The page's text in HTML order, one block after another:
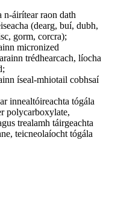
n-áirítear raon dath
(dearg, buí, dubh,
gorm, corcra);
micronized
trédhearcach, líocha
íseal-mhiotail cobhsaí
innealtóireachta tógála
polycarboxylate,
trealamh táirgeachta
teicneolaíocht tógála